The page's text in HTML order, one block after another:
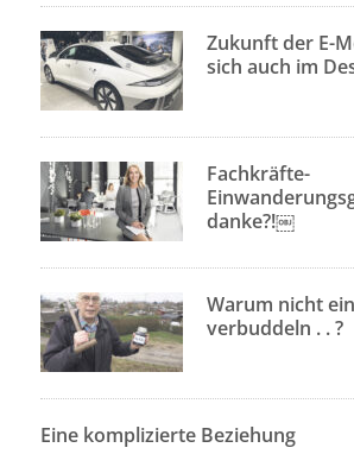
Zukunft der E-
sich auch im
Fachkräfte-
danke?!￼
Warum nicht
verbuddeln . . ?
Eine komplizierte Beziehung